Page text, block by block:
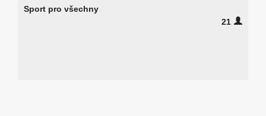
Sport pro všechny
21